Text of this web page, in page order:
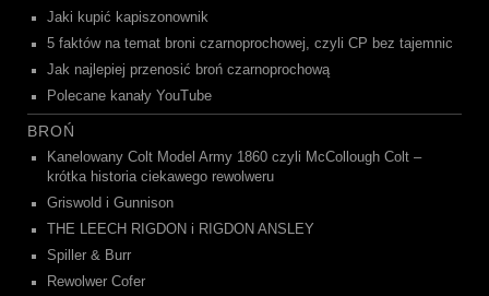
Jaki kupić kapiszonownik
5 faktów na temat broni czarnoprochowej, czyli CP bez tajemnic
Jak najlepiej przenosić broń czarnoprochową
Polecane kanały YouTube
BROŃ
Kanelowany Colt Model Army 1860 czyli McCollough Colt –
krótka historia ciekawego rewolweru
Griswold i Gunnison
THE LEECH RIGDON i RIGDON ANSLEY
Spiller & Burr
Rewolwer Cofer